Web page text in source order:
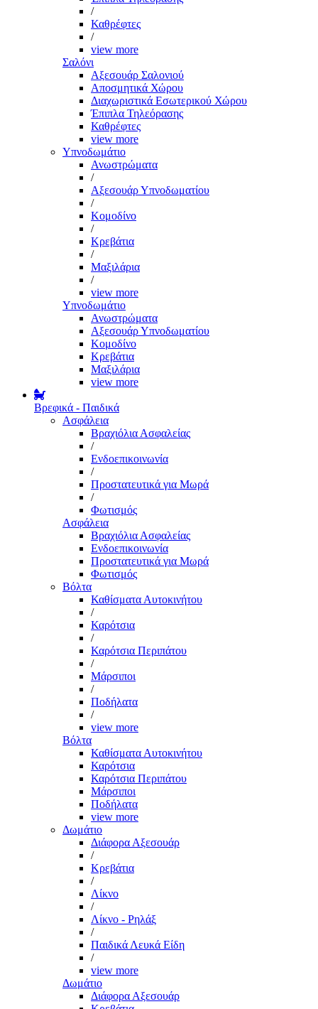
/
Καθρέφτες
/
view more
Σαλόνι
Αξεσουάρ Σαλονιού
Αποσμητικά Χώρου
Διαχωριστικά Εσωτερικού Χώρου
Έπιπλα Τηλεόρασης
Καθρέφτες
view more
Υπνοδωμάτιο
Ανωστρώματα
/
Αξεσουάρ Υπνοδωματίου
/
Κομοδίνο
/
Κρεβάτια
/
Μαξιλάρια
/
view more
Υπνοδωμάτιο
Ανωστρώματα
Αξεσουάρ Υπνοδωματίου
Κομοδίνο
Κρεβάτια
Μαξιλάρια
view more
Βρεφικά - Παιδικά
Ασφάλεια
Βραχιόλια Ασφαλείας
/
Ενδοεπικοινωνία
/
Προστατευτικά για Μωρά
/
Φωτισμός
Ασφάλεια
Βραχιόλια Ασφαλείας
Ενδοεπικοινωνία
Προστατευτικά για Μωρά
Φωτισμός
Βόλτα
Καθίσματα Αυτοκινήτου
/
Καρότσια
/
Καρότσια Περιπάτου
/
Μάρσιποι
/
Ποδήλατα
/
view more
Βόλτα
Καθίσματα Αυτοκινήτου
Καρότσια
Καρότσια Περιπάτου
Μάρσιποι
Ποδήλατα
view more
Δωμάτιο
Διάφορα Αξεσουάρ
/
Κρεβάτια
/
Λίκνο
/
Λίκνο - Ρηλάξ
/
Παιδικά Λευκά Είδη
/
view more
Δωμάτιο
Διάφορα Αξεσουάρ